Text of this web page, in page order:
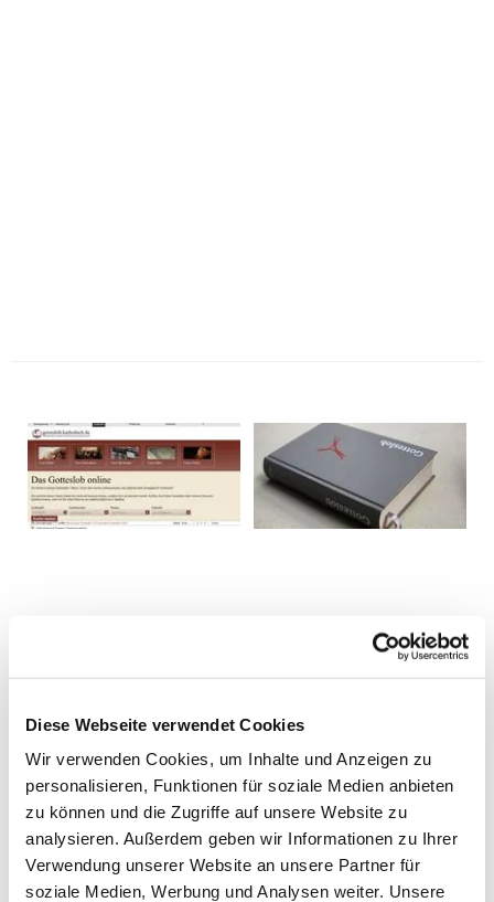
Diese Webseite verwendet Cookies
Wir verwenden Cookies, um Inhalte und Anzeigen zu
personalisieren, Funktionen für soziale Medien anbieten
zu können und die Zugriffe auf unsere Website zu
analysieren. Außerdem geben wir Informationen zu Ihrer
Verwendung unserer Website an unsere Partner für
soziale Medien, Werbung und Analysen weiter. Unsere